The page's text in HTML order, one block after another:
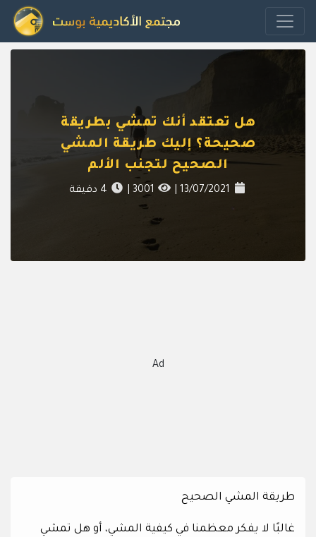
هل تعتقد أنك تمشي بطريقة
صحيحة؟ إليك طريقة المشي
الصحيح لتجنب الألم
13/07/2021
4 دقيقة
Ad
طريقة المشي الصحيح
غالبًا لا يفكر معظمنا في كيفية المشي، أو هل تمشي